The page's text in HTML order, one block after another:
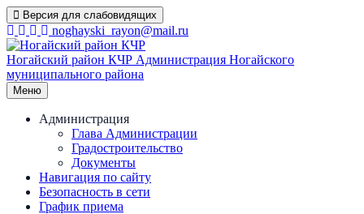
Перейти
к
содержимому
Версия для слабовидящих
noghayski_rayon@mail.ru
Ногайский район КЧР Администрация Ногайского
муниципального района
Меню
Администрация
Глава Администрации
Градостроительство
Документы
Навигация по сайту
Безопасность в сети
График приема